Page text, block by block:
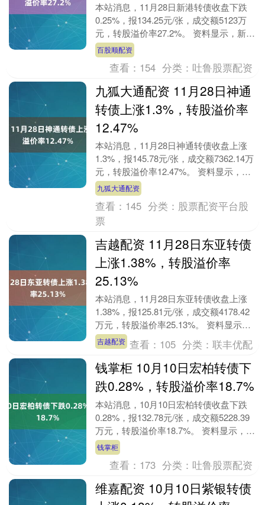
本站消息，11月28日新港转债收盘下跌
0.25%，报134.25元/张，成交额5123万
元，转股溢价率27.2%。 资料显示，新港
转债信用级别为“AA-”，债券....
百股顺配资
查看： 154 分类： 吐鲁股票配资
九狐大通配资 11月28日神通
转债上涨1.3%，转股溢价率
12.47%
本站消息，11月28日神通转债收盘上涨
1.3%，报145.78元/张，成交额7362.14万
元，转股溢价率12.47%。 资料显示，神
通转债信用级别为“AA-”....
九狐大通配资
查看： 145 分类： 股票配资平台股
票
吉越配资 11月28日东亚转债
上涨1.38%，转股溢价率
25.13%
本站消息，11月28日东亚转债收盘上涨
1.38%，报125.81元/张，成交额4178.42
万元，转股溢价率25.13%。 资料显示，
东亚转债信用级别为“A+”....
吉越配资 查看： 105 分类：联丰优配
钱掌柜 10月10日宏柏转债下
跌0.28%，转股溢价率18.7%
本站消息，10月10日宏柏转债收盘下跌
0.28%，报132.78元/张，成交额5228.39
万元，转股溢价率18.7%。 资料显示，宏
柏转债信用级别为“AA-”....
钱掌柜
查看： 173 分类： 吐鲁股票配资
维嘉配资 10月10日紫银转债